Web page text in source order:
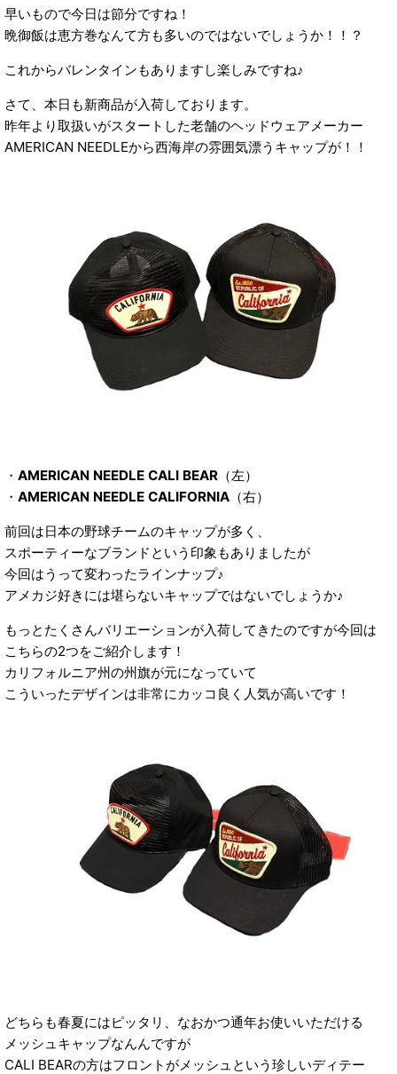
早いもので今日は節分ですね！
晩御飯は恵方巻なんて方も多いのではないでしょうか！！？
これからバレンタインもありますし楽しみですね♪
さて、本日も新商品が入荷しております。
昨年より取扱いがスタートした老舗のヘッドウェアメーカー
AMERICAN NEEDLEから西海岸の雰囲気漂うキャップが！！
・ AMERICAN NEEDLE CALI BEAR （左）
・ AMERICAN NEEDLE CALIFORNIA （右）
前回は日本の野球チームのキャップが多く、
スポーティーなブランドという印象もありましたが
今回はうって変わったラインナップ♪
アメカジ好きには堪らないキャップではないでしょうか♪
もっとたくさんバリエーションが入荷してきたのですが今回は
こちらの2つをご紹介します！
カリフォルニア州の州旗が元になっていて
こういったデザインは非常にカッコ良く人気が高いです！
どちらも春夏にはピッタリ、なおかつ通年お使いいただける
メッシュキャップなんんですが
CALI BEARの方はフロントがメッシュという珍しいディテー